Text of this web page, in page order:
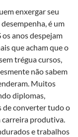
enxergar seu
é um
anos despejam
que acham que o
trégua cursos,
não sabem
Muitos
diplomas,
de converter tudo o
carreira produtiva.
e trabalhos